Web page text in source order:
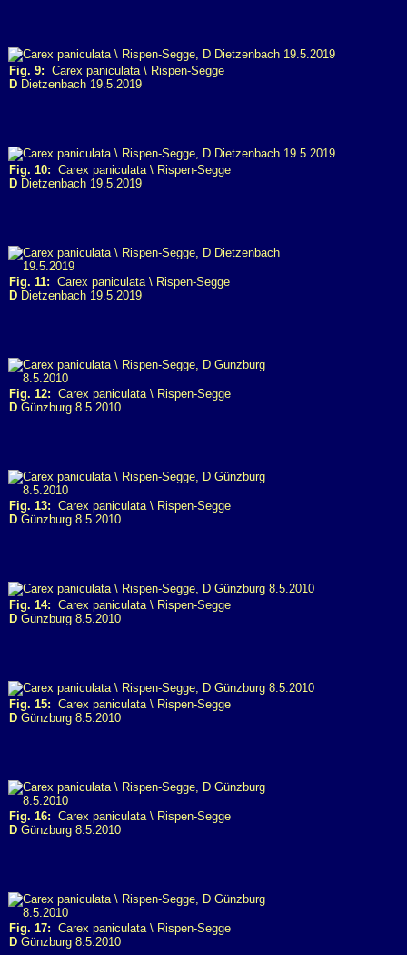
Fig. 9: Carex paniculata \ Rispen-Segge
D Dietzenbach 19.5.2019
Fig. 10: Carex paniculata \ Rispen-Segge
D Dietzenbach 19.5.2019
Fig. 11: Carex paniculata \ Rispen-Segge
D Dietzenbach 19.5.2019
Fig. 12: Carex paniculata \ Rispen-Segge
D Günzburg 8.5.2010
Fig. 13: Carex paniculata \ Rispen-Segge
D Günzburg 8.5.2010
Fig. 14: Carex paniculata \ Rispen-Segge
D Günzburg 8.5.2010
Fig. 15: Carex paniculata \ Rispen-Segge
D Günzburg 8.5.2010
Fig. 16: Carex paniculata \ Rispen-Segge
D Günzburg 8.5.2010
Fig. 17: Carex paniculata \ Rispen-Segge
D Günzburg 8.5.2010